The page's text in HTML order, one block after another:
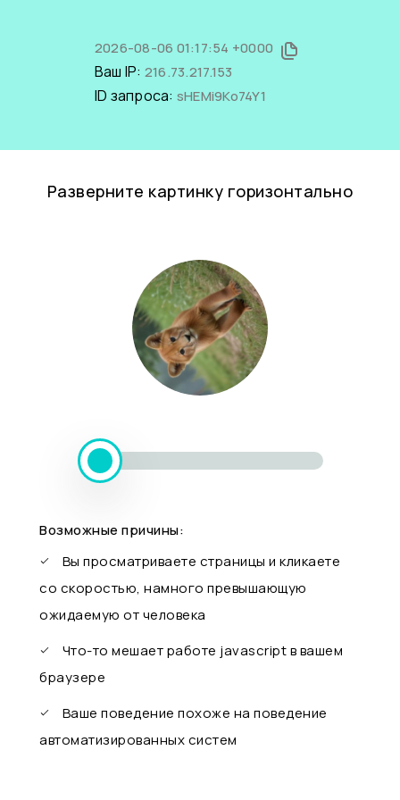
2026-08-06 01:17:54 +0000
Ваш IP: 216.73.217.153
ID запроса: sHEMi9Ko74Y1
Разверните картинку горизонтально
Возможные причины:
Вы просматриваете страницы и кликаете
со скоростью, намного превышающую
ожидаемую от человека
Что-то мешает работе javascript в вашем
браузере
Ваше поведение похоже на поведение
автоматизированных систем